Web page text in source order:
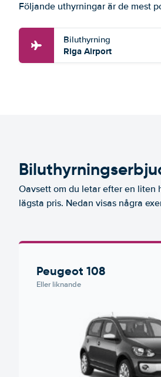
Följande uthyrningar är de mest
Biluthyrning
Riga Airport
Oavsett om du letar efter en
lägsta pris. Nedan visas några
Peugeot 108
Eller liknande